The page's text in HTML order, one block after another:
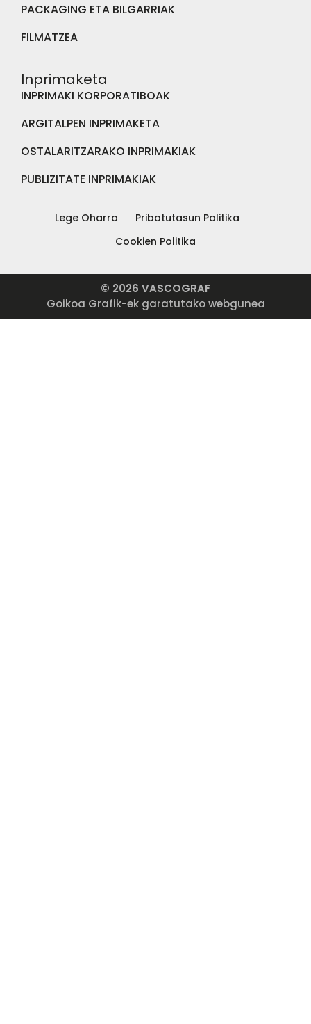
PACKAGING ETA BILGARRIAK
FILMATZEA
Inprimaketa
INPRIMAKI KORPORATIBOAK
ARGITALPEN INPRIMAKETA
OSTALARITZARAKO INPRIMAKIAK
PUBLIZITATE INPRIMAKIAK
Lege Oharra
Pribatutasun Politika
Cookien Politika
© 2026 VASCOGRAF
Goikoa Grafik-ek garatutako webgunea